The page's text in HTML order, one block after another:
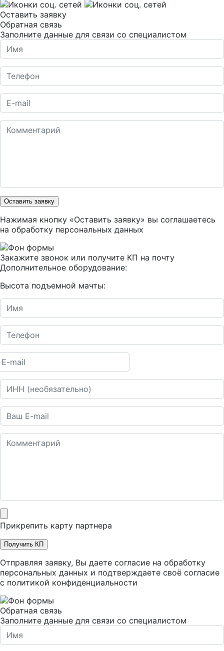
Оставить заявку
Обратная связь
Заполните данные для связи со специалистом
Оставить заявку
Нажимая кнопку «Оставить заявку» вы соглашаетесь
на обработку персональных данных
Закажите звонок или получите КП на почту
Дополнительное оборудование:
Высота подъемной мачты:
Прикрепить карту партнера
Получить КП
Отправляя заявку, Вы даете согласие на обработку
персональных данных и подтверждаете своё согласие
с политикой конфиденциальности
Обратная связь
Заполните данные для связи со специалистом